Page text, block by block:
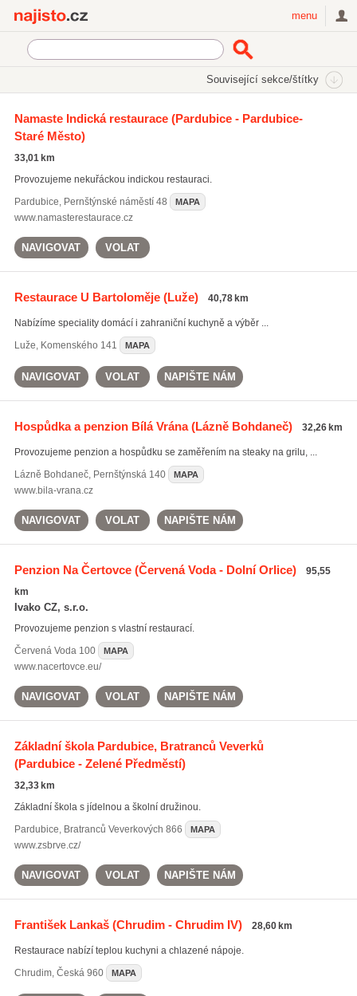
menu
Související sekce/štítky
Restaurace (5009)
Účelové stravování
Firemní stravování
Všechny související sekce
Namaste Indická restaurace(Pardubice - Pardubice-
Staré Město)
33,01 km
Provozujeme nekuřáckou indickou restauraci.
Pardubice, Pernštýnské náměstí 48 MAPA
www.namasterestaurace.cz
NAVIGOVAT VOLAT
Restaurace U Bartoloměje(Luže) 40,78 km
Nabízíme speciality domácí i zahraniční kuchyně a výběr ...
Luže, Komenského 141 MAPA
NAVIGOVAT VOLAT NAPIŠTE NÁM
Hospůdka a penzion Bílá Vrána(Lázně Bohdaneč) 32,26 km
Provozujeme penzion a hospůdku se zaměřením na steaky na grilu, ...
Lázně Bohdaneč, Pernštýnská 140 MAPA
www.bila-vrana.cz
NAVIGOVAT VOLAT NAPIŠTE NÁM
Penzion Na Čertovce(Červená Voda - Dolní Orlice)
95,55
km
Ivako CZ, s.r.o.
Provozujeme penzion s vlastní restaurací.
Červená Voda100 MAPA
www.nacertovce.eu/
NAVIGOVAT VOLAT NAPIŠTE NÁM
Základní škola Pardubice, Bratranců Veverků
(Pardubice - Zelené Předměstí)
32,33 km
Základní škola s jídelnou a školní družinou.
Pardubice, Bratranců Veverkových 866 MAPA
www.zsbrve.cz/
NAVIGOVAT VOLAT NAPIŠTE NÁM
František Lankaš(Chrudim - Chrudim IV) 28,60 km
Restaurace nabízí teplou kuchyni a chlazené nápoje.
Chrudim, Česká 960 MAPA